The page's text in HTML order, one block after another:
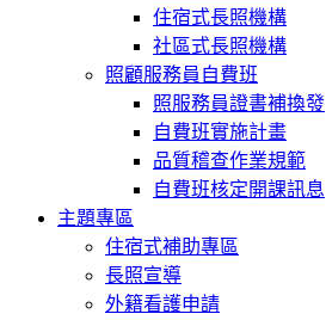
住宿式長照機構
社區式長照機構
照顧服務員自費班
照服務員證書補換發
自費班實施計畫
品質稽查作業規範
自費班核定開課訊息
主題專區
住宿式補助專區
長照宣導
外籍看護申請